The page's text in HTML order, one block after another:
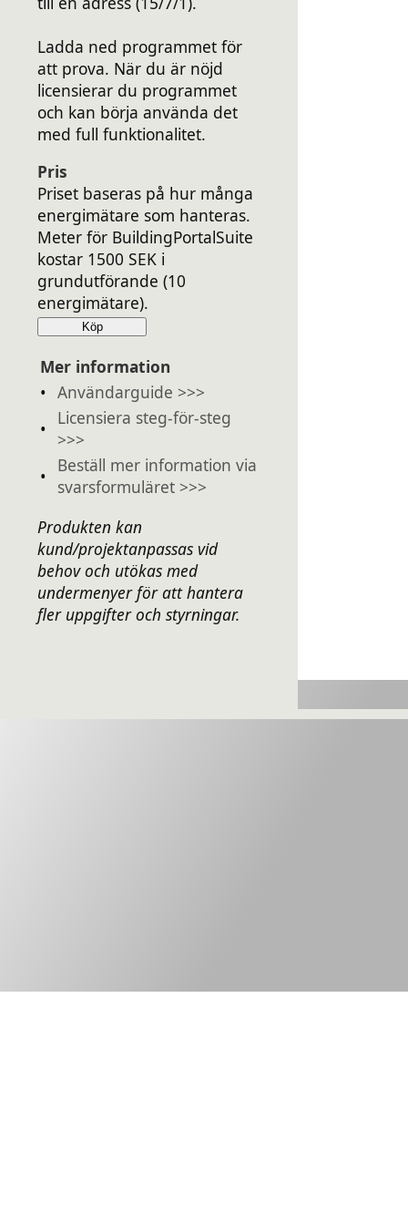
Ladda ned programmet för
att prova. När du är nöjd
licensierar du programmet
och kan börja använda det
med full funktionalitet.
Pris
Priset baseras på hur många
energimätare som hanteras.
Meter för BuildingPortalSuite
kostar 1500 SEK i
grundutförande (10
energimätare).
Köp
Mer information
• Användarguide >>>
• Licensiera steg-för-steg
>>>
• Beställ mer information via
svarsformuläret >>>
Produkten kan
kund/projektanpassas vid
behov och utökas med
undermenyer för att hantera
fler uppgifter och styrningar.